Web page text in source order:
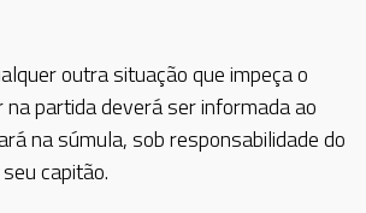
outra situação que impeça o
partida deverá ser informada ao
na súmula, sob responsabilidade do
capitão.